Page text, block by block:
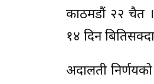
काठमडौं २२ चैत ।
१४ दिन
अदालती